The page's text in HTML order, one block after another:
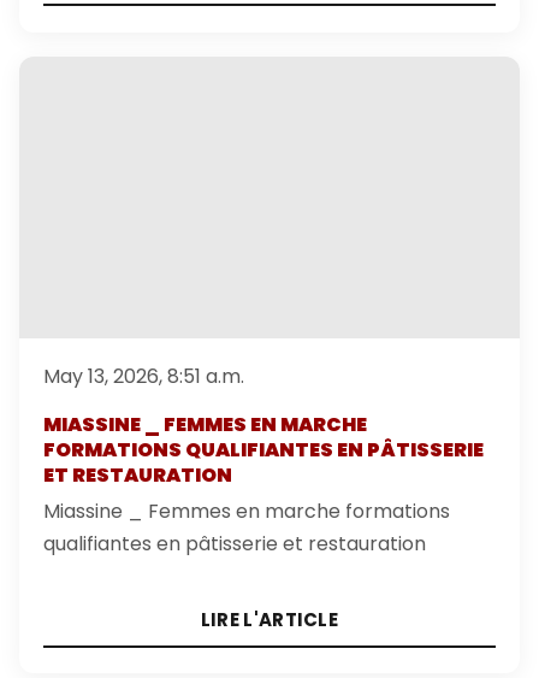
May 13, 2026, 8:51 a.m.
MIASSINE _ FEMMES EN MARCHE
FORMATIONS QUALIFIANTES EN PÂTISSERIE
ET RESTAURATION
Miassine _ Femmes en marche formations
qualifiantes en pâtisserie et restauration
LIRE L'ARTICLE